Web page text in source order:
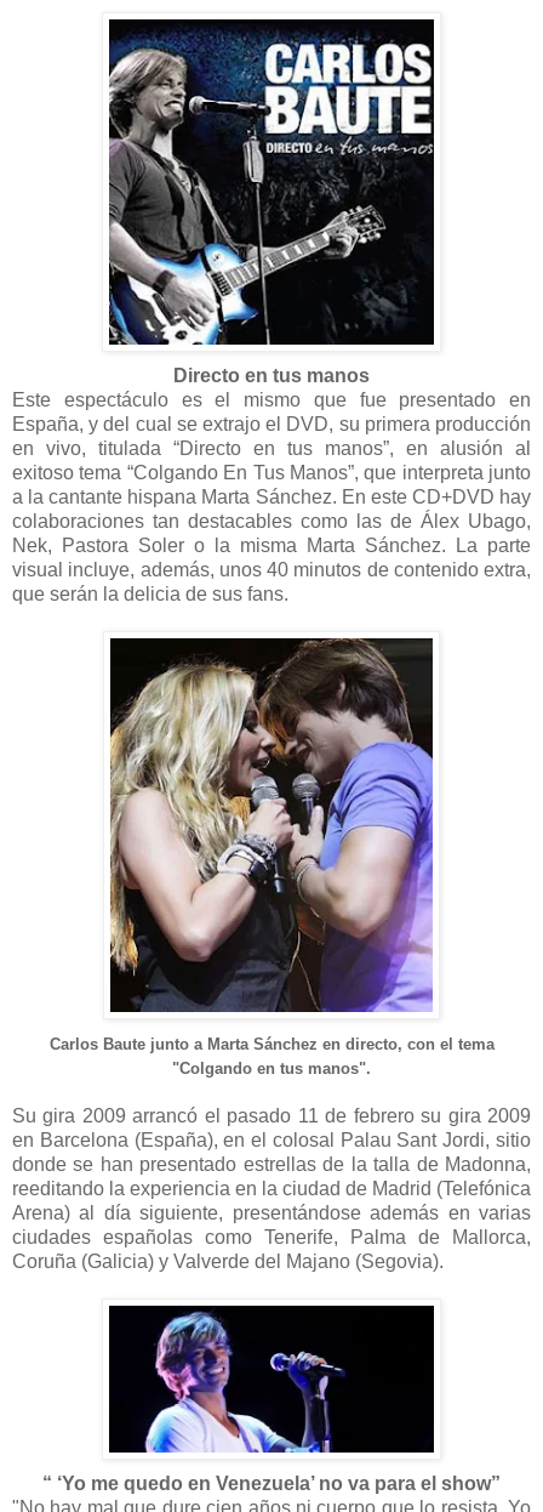
Directo en tus manos
Este espectáculo es el mismo que fue presentado en
España, y del cual se extrajo el DVD, su primera producción
en vivo, titulada “Directo en tus manos”, en alusión al
exitoso tema “Colgando En Tus Manos”, que interpreta junto
a la cantante hispana Marta Sánchez. En este CD+DVD hay
colaboraciones tan destacables como las de Álex Ubago,
Nek, Pastora Soler o la misma Marta Sánchez. La parte
visual incluye, además, unos 40 minutos de contenido extra,
que serán la delicia de sus fans.
Carlos Baute junto a Marta Sánchez en directo, con el tema
"Colgando en tus manos".
Su gira 2009 arrancó el pasado 11 de febrero su gira 2009
en Barcelona (España), en el colosal Palau Sant Jordi, sitio
donde se han presentado estrellas de la talla de Madonna,
reeditando la experiencia en la ciudad de Madrid (Telefónica
Arena) al día siguiente, presentándose además en varias
ciudades españolas como Tenerife, Palma de Mallorca,
Coruña (Galicia) y Valverde del Majano (Segovia).
“ ‘Yo me quedo en Venezuela’ no va para el show”
"No hay mal que dure cien años ni cuerpo que lo resista. Yo